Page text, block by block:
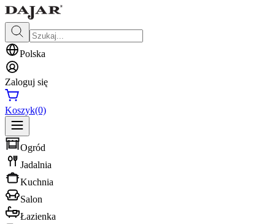
Polska
Zaloguj się
Koszyk(0)
Ogród
Jadalnia
Kuchnia
Salon
Łazienka